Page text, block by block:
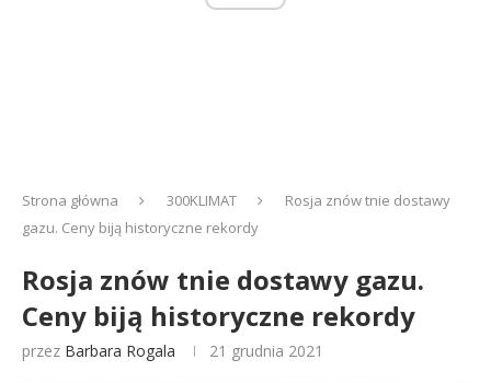
Strona główna 300KLIMAT
Rosja znów tnie dostawy
gazu. Ceny biją historyczne rekordy
Rosja znów tnie dostawy gazu.
Ceny biją historyczne rekordy
przez Barbara Rogala 21 grudnia 2021